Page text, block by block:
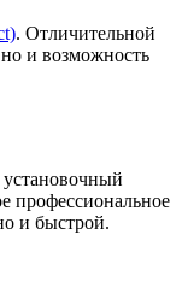
. Отличительной
и возможность
профессиональное
и быстрой.